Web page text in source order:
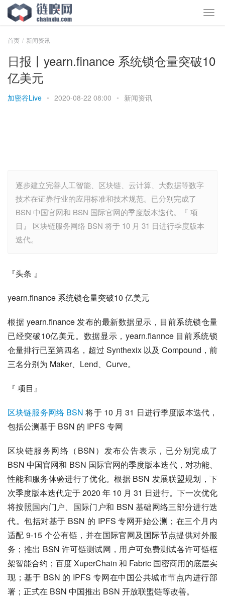
首页 新闻资讯
日报丨yearn.finance 系统锁仓量突破10
亿美元
加密谷Live • 2020-08-22 08:00 • 新闻资讯
逐步建立完善人工智能、区块链、云计算、大数据等数字
技术在证券行业的应用标准和技术规范。已分别完成了
BSN 中国官网和 BSN 国际官网的季度版本迭代。『 项
目』 区块链服务网络 BSN 将于 10 月 31 日进行季度版本
迭代。
『头条 』
yearn.finance 系统锁仓量突破10 亿美元
根据 yearn.finance 发布的最新数据显示，目前系统锁仓量
已经突破10亿美元。数据显示，yearn.fiannce 目前系统锁
仓量排行已至第四名，超过 Synthexix 以及 Compound，前
三名分别为 Maker、Lend、Curve。
『 项目』
区块链服务网络 BSN 将于 10 月 31 日进行季度版本迭代，
包括公测基于 BSN 的 IPFS 专网
区块链服务网络（BSN）发布公告表示，已分别完成了
BSN 中国官网和 BSN 国际官网的季度版本迭代，对功能、
性能和服务体验进行了优化。根据 BSN 发展联盟规划，下
次季度版本迭代定于 2020 年 10 月 31 日进行。下一次优化
将按照国内门户、国际门户和 BSN 基础网络三部分进行迭
代。包括对基于 BSN 的 IPFS 专网开始公测；在三个月内
适配 9-15 个公有链，并在国际官网及国际节点提供对外服
务；推出 BSN 许可链测试网，用户可免费测试各许可链框
架智能合约；百度 XuperChain 和 Fabric 国密商用的底层实
现；基于 BSN 的 IPFS 专网在中国公共城市节点内进行部
署；正式在 BSN 中国推出 BSN 开放联盟链等改善。